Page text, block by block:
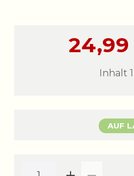
24,99
Inhalt 1
AUF